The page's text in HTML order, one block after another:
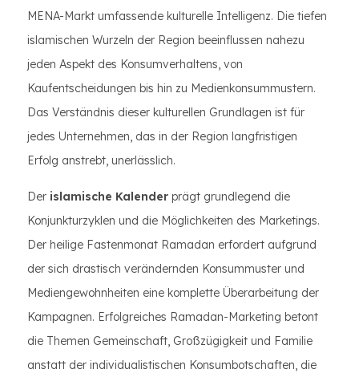
MENA-Markt umfassende kulturelle Intelligenz. Die tiefen
islamischen Wurzeln der Region beeinflussen nahezu
jeden Aspekt des Konsumverhaltens, von
Kaufentscheidungen bis hin zu Medienkonsummustern.
Das Verständnis dieser kulturellen Grundlagen ist für
jedes Unternehmen, das in der Region langfristigen
Erfolg anstrebt, unerlässlich.
Der islamische Kalender prägt grundlegend die
Konjunkturzyklen und die Möglichkeiten des Marketings.
Der heilige Fastenmonat Ramadan erfordert aufgrund
der sich drastisch verändernden Konsummuster und
Mediengewohnheiten eine komplette Überarbeitung der
Kampagnen. Erfolgreiches Ramadan-Marketing betont
die Themen Gemeinschaft, Großzügigkeit und Familie
anstatt der individualistischen Konsumbotschaften, die